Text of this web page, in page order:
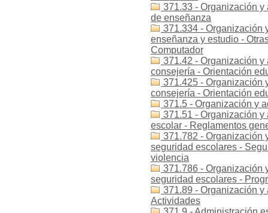
371.33 - Organización
de enseñanza
371.334 - Organización
enseñanza y estudio -
Computador
371.42 - Organización
consejería - Orientación
371.425 - Organización
consejería - Orientación
371.5 - Organización y
371.51 - Organización
escolar - Reglamentos
371.782 - Organización
seguridad escolares -
violencia
371.786 - Organización
seguridad escolares -
371.89 - Organización
Actividades